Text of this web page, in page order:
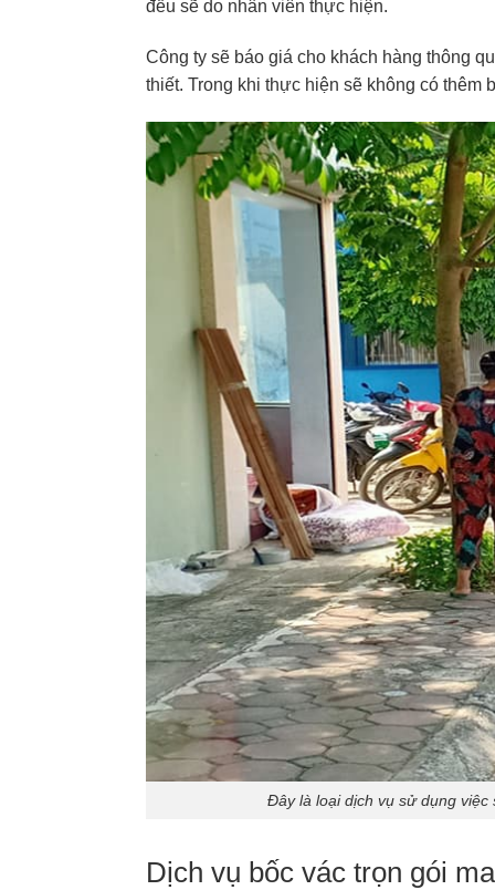
đều sẽ do nhân viên thực hiện.
Công ty sẽ báo giá cho khách hàng thông
thiết. Trong khi thực hiện sẽ không có thêm
Đây là loại dịch vụ sử dụng
Dịch vụ bốc vác trọn gói